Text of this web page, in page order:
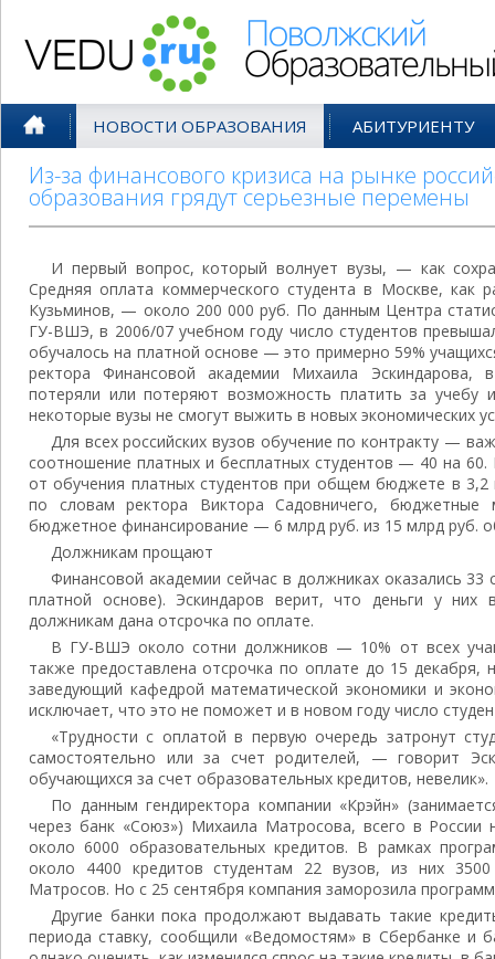
НОВОСТИ ОБРАЗОВАНИЯ АБИТУРИЕНТУ
Из-за финансового кризиса на рынке
образования грядут серьезные перемены
И первый вопрос, который волнует вузы, — как
Средняя оплата коммерческого студента в Москве, как
Кузьминов, — около 200 000 руб. По данным Центра
ГУ-ВШЭ, в 2006/07 учебном году число студентов
обучалось на платной основе — это примерно 59%
ректора Финансовой академии Михаила Эскиндарова,
потеряли или потеряют возможность платить за учебу
некоторые вузы не смогут выжить в новых экономических
Для всех российских вузов обучение по контракту —
соотношение платных и бесплатных студентов — 40 на 60.
от обучения платных студентов при общем бюджете в
по словам ректора Виктора Садовничего, бюджетные
бюджетное финансирование — 6 млрд руб. из 15 млрд руб.
Должникам прощают
Финансовой академии сейчас в должниках оказались
платной основе). Эскиндаров верит, что деньги у
должникам дана отсрочка по оплате.
В ГУ-ВШЭ около сотни должников — 10% от всех
также предоставлена отсрочка по оплате до 15
заведующий кафедрой математической экономики и
исключает, что это не поможет и в новом году число
«Трудности с оплатой в первую очередь затронут
самостоятельно или за счет родителей, — говорит
обучающихся за счет образовательных кредитов, невелик».
По данным гендиректора компании «Крэйн»
через банк «Союз») Михаила Матросова, всего в России
около 6000 образовательных кредитов. В рамках
около 4400 кредитов студентам 22 вузов, из них
Матросов. Но с 25 сентября компания заморозила
Другие банки пока продолжают выдавать такие
периода ставку, сообщили «Ведомостям» в Сбербанке и